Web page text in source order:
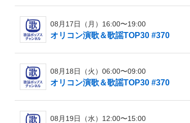
08月17日（月）16:00〜19:00
オリコン演歌＆歌謡TOP30 #370
08月18日（火）06:00〜09:00
オリコン演歌＆歌謡TOP30 #370
08月19日（水）12:00〜15:00